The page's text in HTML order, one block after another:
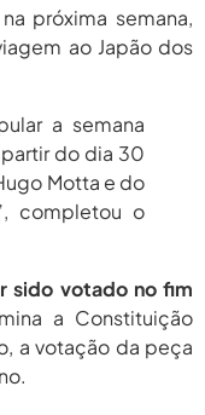
próxima semana,
ao Japão dos
a semana
do dia 30
Motta e do
completou o
sido votado no fim
a Constituição
a votação da peça